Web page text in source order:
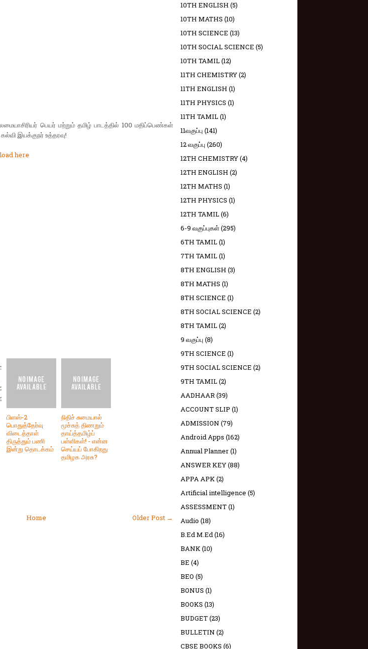
பெயர் மற்றும் தமிழ் பாடத்தில் 100 மதிப்பெண்கள்
இயக்குநர் உத்தரவு!
here
பிளஸ்-2
பொதுத்தேர்வு
விடைத்தாள்
திருத்தும் பணி
இன்று தொடக்கம்
நிதிச் சுமையால்
மூச்சுத் திணறும்
தாய்த்தமிழ்ப்
பள்ளிகள்! - என்ன
செய்யப் போகிறது
தமிழக அரசு?
Older Post →
Home
10TH ENGLISH (5)
10TH MATHS (10)
10TH SCIENCE (13)
10TH SOCIAL SCIENCE (5)
10TH TAMIL(12)
11TH CHEMISTRY(2)
11TH ENGLISH (1)
11TH PHYSICS (1)
11TH TAMIL(1)
11வகுப்பு (141)
12 வகுப்பு (260)
12TH CHEMISTRY(4)
12TH ENGLISH (2)
12TH MATHS (1)
12TH PHYSICS (1)
12TH TAMIL(6)
6-9 வகுப்புகள்(295)
6TH TAMIL(1)
7TH TAMIL(1)
8TH ENGLISH (3)
8TH MATHS (1)
8TH SCIENCE (1)
8TH SOCIAL SCIENCE (2)
8TH TAMIL(2)
9 வகுப்பு (8)
9TH SCIENCE (1)
9TH SOCIAL SCIENCE (2)
9TH TAMIL(2)
AADHAAR(39)
ACCOUNT SLIP (1)
ADMISSION (79)
Android Apps (162)
Annual Planner(1)
ANSWER KEY(88)
APPA APK(2)
Artificial intelligence (5)
ASSESSMENT(1)
Audio (18)
B.Ed M.Ed(16)
BANK(10)
BE (4)
BEO (5)
BONUS (1)
BOOKS (13)
BUDGET(23)
BULLETIN (2)
CBSE BOOKS (6)